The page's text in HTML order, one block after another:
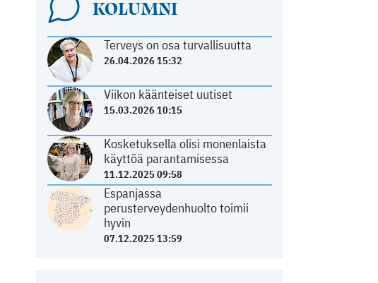
KOLUMNI
Terveys on osa turvallisuutta
26.04.2026 15:32
Viikon käänteiset uutiset
15.03.2026 10:15
Kosketuksella olisi monenlaista
käyttöä parantamisessa
11.12.2025 09:58
Espanjassa
perusterveydenhuolto toimii
hyvin
07.12.2025 13:59